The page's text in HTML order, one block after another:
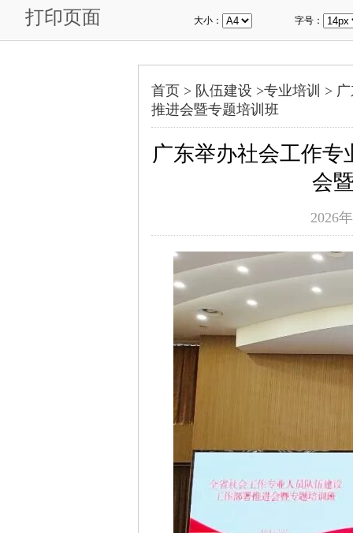
打印页面 大小： 字号：
首页 > 队伍建设 >专业培训 >
推进会暨专题培训班
广东举办社会工作
会
2026